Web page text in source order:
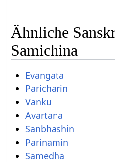
Ähnliche
Samichina
Evangata
Paricharin
Vanku
Avartana
Sanbhashin
Parinamin
Samedha